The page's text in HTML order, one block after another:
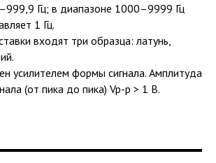
Гц; в диапазоне 1000–9999 Гц
1 Гц.
входят три образца: латунь,
усилителем формы сигнала. Амплитуда
(от пика до пика) Vp-p > 1 В.